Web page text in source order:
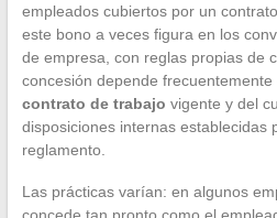
empleados cubiertos por un
este bono a veces figura en los
de empresa, con reglas propias de
concesión depende
contrato de trabajo vigente y del
disposiciones internas establecidas
reglamento.
Las prácticas varían: en algunos